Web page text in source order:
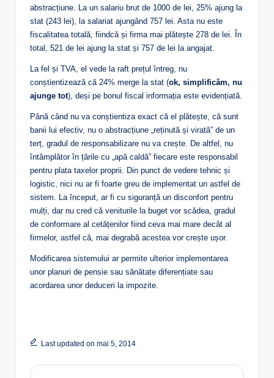
abstracțiune. La un salariu brut de 1000 de lei, 25% ajung la
stat (243 lei), la salariat ajungând 757 lei. Asta nu este
fiscalitatea totală, fiindcă și firma mai plătește 278 de lei. În
total, 521 de lei ajung la stat și 757 de lei la angajat.
La fel și TVA, el vede la raft prețul întreg, nu
conștientizează că 24% merge la stat (ok, simplificăm, nu
ajunge tot), deși pe bonul fiscal informația este evidențiată.
Până când nu va conștientiza exact că el plătește, că sunt
banii lui efectiv, nu o abstracțiune „reținută și virată” de un
terț, gradul de responsabilizare nu va crește. De altfel, nu
întâmplător în țările cu „apă caldă” fiecare este responsabil
pentru plata taxelor proprii. Din punct de vedere tehnic și
logistic, nici nu ar fi foarte greu de implementat un astfel de
sistem. La început, ar fi cu siguranță un disconfort pentru
mulți, dar nu cred că veniturile la buget vor scădea, gradul
de conformare al cetățenilor fiind ceva mai mare decât al
firmelor, astfel că, mai degrabă acestea vor crește ușor.
Modificarea sistemului ar permite ulterior implementarea
unor planuri de pensie sau sănătate diferențiate sau
acordarea unor deduceri la impozite.
Last updated on mai 5, 2014